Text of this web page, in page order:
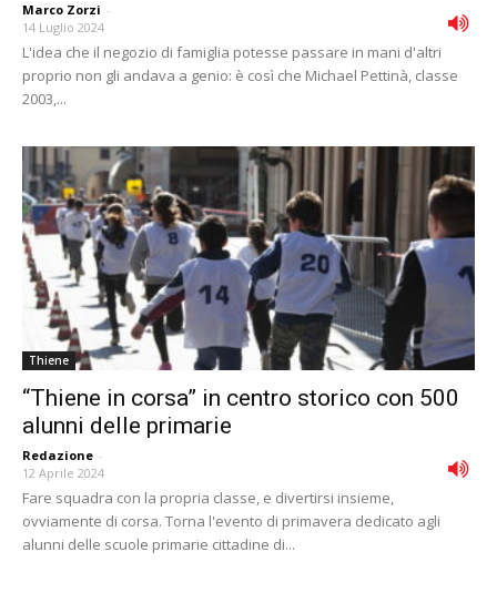
Marco Zorzi -
14 Luglio 2024
L'idea che il negozio di famiglia potesse passare in mani d'altri
proprio non gli andava a genio: è così che Michael Pettinà, classe
2003,...
Thiene
“Thiene in corsa” in centro storico con 500
alunni delle primarie
Redazione -
12 Aprile 2024
Fare squadra con la propria classe, e divertirsi insieme,
ovviamente di corsa. Torna l'evento di primavera dedicato agli
alunni delle scuole primarie cittadine di...